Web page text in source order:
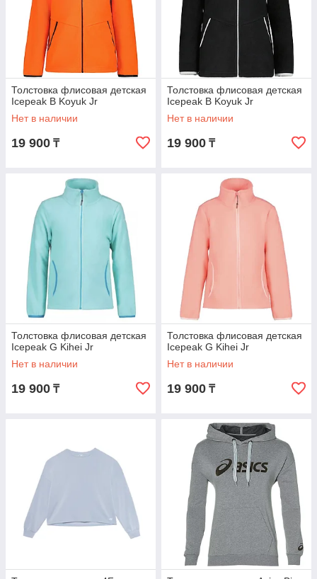
Толстовка флисовая детская
Icepeak B Koyuk Jr
Нет в наличии
19 900 ₸
Толстовка флисовая детская
Icepeak B Koyuk Jr
Нет в наличии
19 900 ₸
Толстовка флисовая детская
Icepeak G Kihei Jr
Нет в наличии
19 900 ₸
Толстовка флисовая детская
Icepeak G Kihei Jr
Нет в наличии
19 900 ₸